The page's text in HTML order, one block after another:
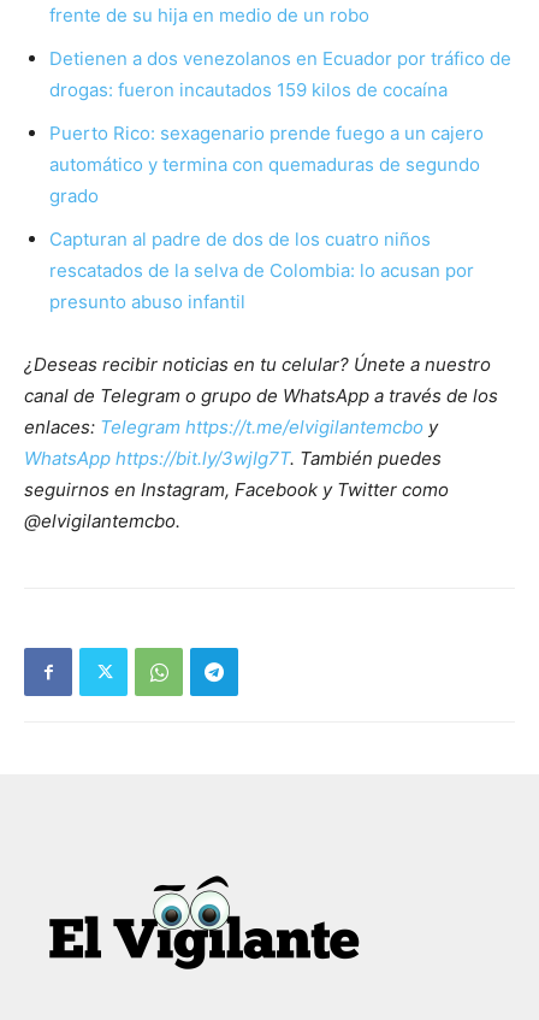
frente de su hija en medio de un robo
Detienen a dos venezolanos en Ecuador por tráfico de
drogas: fueron incautados 159 kilos de cocaína
Puerto Rico: sexagenario prende fuego a un cajero
automático y termina con quemaduras de segundo
grado
Capturan al padre de dos de los cuatro niños
rescatados de la selva de Colombia: lo acusan por
presunto abuso infantil
¿Deseas recibir noticias en tu celular? Únete a nuestro
canal de Telegram o grupo de WhatsApp a través de los
enlaces: Telegram https://t.me/elvigilantemcbo y
WhatsApp https://bit.ly/3wjIg7T. También puedes
seguirnos en Instagram, Facebook y Twitter como
@elvigilantemcbo.